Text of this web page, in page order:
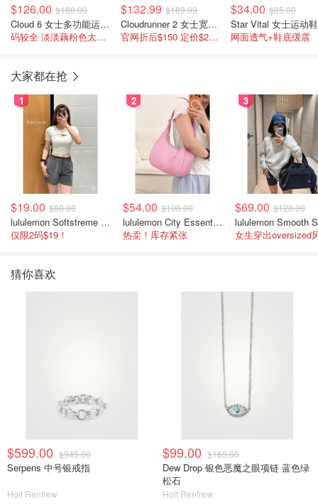
$126.00 $180.00
Cloud 6 女士多功能运动鞋
码较全 淡淡藕粉色太美啦
$132.99 $189.99
Cloudrunner 2 女士宽楦跑鞋
官网折后$150 定价$250 剩10码
$34.00 $85.00
Star Vital 女士运动鞋
网面透气+鞋底缓震
大家都在抢
1
$19.00 $88.00
lululemon Softstreme 女士高腰短裤 10cm
仅限2码$19！
2
$54.00 $108.00
lululemon City Essentials 肩背包 4L
热卖！库存紧张
3
$69.00 $128.00
女生穿出oversized
猜你喜欢
$599.00 $945.00
Serpens 中号银戒指
Holt Renfrew
$99.00 $165.00
Dew Drop 银色恶魔之眼项链 蓝色绿
松石
Holt Renfrew